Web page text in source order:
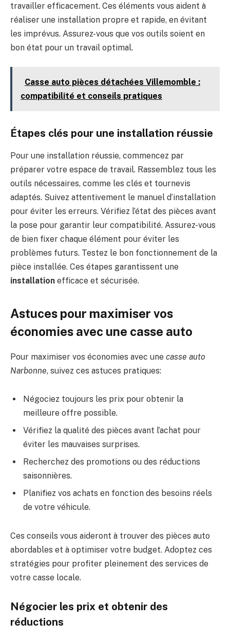
travailler efficacement. Ces éléments vous aident à
réaliser une installation propre et rapide, en évitant
les imprévus. Assurez-vous que vos outils soient en
bon état pour un travail optimal.
Casse auto pièces détachées Villemomble :
compatibilité et conseils pratiques
Étapes clés pour une installation réussie
Pour une installation réussie, commencez par
préparer votre espace de travail. Rassemblez tous les
outils nécessaires, comme les clés et tournevis
adaptés. Suivez attentivement le manuel d’installation
pour éviter les erreurs. Vérifiez l’état des pièces avant
la pose pour garantir leur compatibilité. Assurez-vous
de bien fixer chaque élément pour éviter les
problèmes futurs. Testez le bon fonctionnement de la
pièce installée. Ces étapes garantissent une
installation efficace et sécurisée.
Astuces pour maximiser vos
économies avec une casse auto
Pour maximiser vos économies avec une casse auto
Narbonne, suivez ces astuces pratiques:
Négociez toujours les prix pour obtenir la
meilleure offre possible.
Vérifiez la qualité des pièces avant l’achat pour
éviter les mauvaises surprises.
Recherchez des promotions ou des réductions
saisonnières.
Planifiez vos achats en fonction des besoins réels
de votre véhicule.
Ces conseils vous aideront à trouver des pièces auto
abordables et à optimiser votre budget. Adoptez ces
stratégies pour profiter pleinement des services de
votre casse locale.
Négocier les prix et obtenir des
réductions